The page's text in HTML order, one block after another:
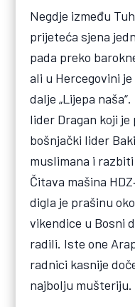
Negdje između
prijeteća sjena
pada preko
ali u Hercegovini
dalje „Lijepa
lider Dragan koji
bošnjački lider
muslimana i
Čitava mašina
digla je prašinu
vikendice u Bosni
radili. Iste one
radnici kasnije
najbolju mušteriju.